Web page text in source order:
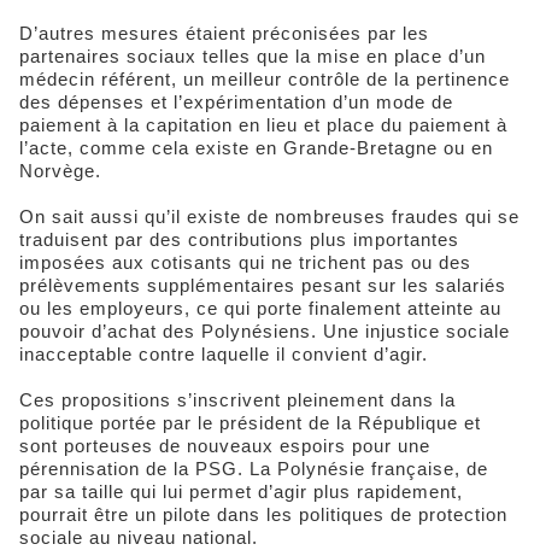
D’autres mesures étaient préconisées par les
partenaires sociaux telles que la mise en place d’un
médecin référent, un meilleur contrôle de la pertinence
des dépenses et l’expérimentation d’un mode de
paiement à la capitation en lieu et place du paiement à
l’acte, comme cela existe en Grande-Bretagne ou en
Norvège.
On sait aussi qu’il existe de nombreuses fraudes qui se
traduisent par des contributions plus importantes
imposées aux cotisants qui ne trichent pas ou des
prélèvements supplémentaires pesant sur les salariés
ou les employeurs, ce qui porte finalement atteinte au
pouvoir d’achat des Polynésiens. Une injustice sociale
inacceptable contre laquelle il convient d’agir.
Ces propositions s’inscrivent pleinement dans la
politique portée par le président de la République et
sont porteuses de nouveaux espoirs pour une
pérennisation de la PSG. La Polynésie française, de
par sa taille qui lui permet d’agir plus rapidement,
pourrait être un pilote dans les politiques de protection
sociale au niveau national.